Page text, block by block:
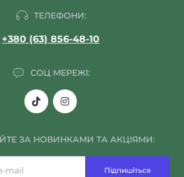
ТЕЛЕФОНИ:
+380 (63) 856-48-10
СОЦ МЕРЕЖІ:
ЗА НОВИНКАМИ ТА АКЦІЯМИ:
Підпишіться